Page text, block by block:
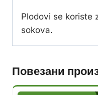
Plodovi se koriste
sokova.
Повезани